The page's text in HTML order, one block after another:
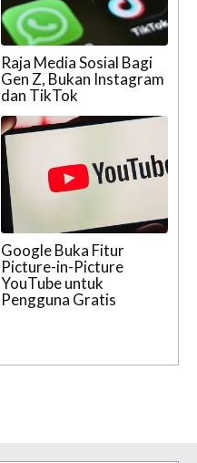
Raja Media Sosial Bagi
Gen Z, Bukan Instagram
dan TikTok
Google Buka Fitur
Picture-in-Picture
YouTube untuk
Pengguna Gratis